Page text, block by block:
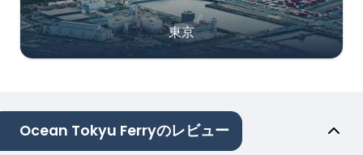
東京
Ocean Tokyu Ferryのレビュー